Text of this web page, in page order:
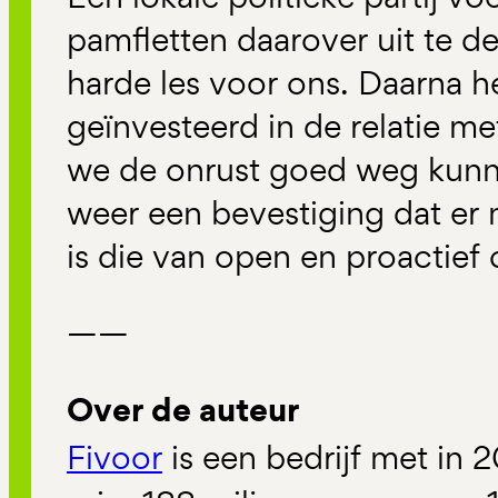
pamfletten daarover uit te
harde les voor ons. Daarna
geïnvesteerd in de relatie
we de onrust goed weg
weer een bevestiging dat er
is die van open en proactief
——
Over de auteur
Fivoor is een bedrijf met in